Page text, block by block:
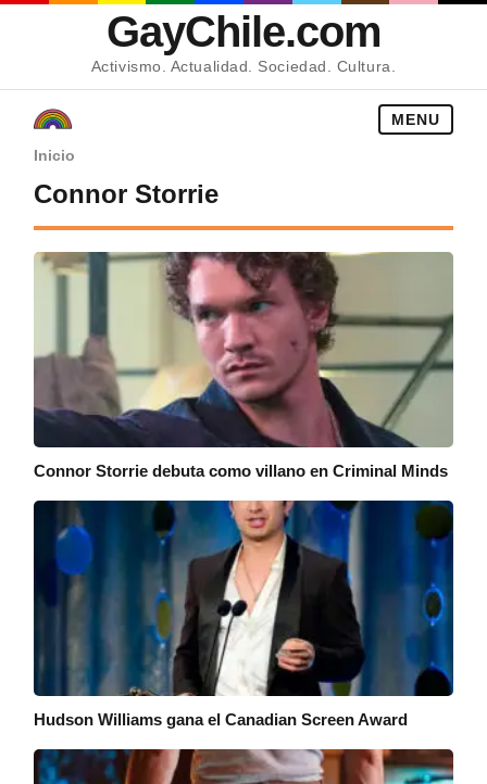
GayChile.com
Activismo. Actualidad. Sociedad. Cultura.
MENU
Inicio
Connor Storrie
Connor Storrie debuta como villano en Criminal Minds
Hudson Williams gana el Canadian Screen Award